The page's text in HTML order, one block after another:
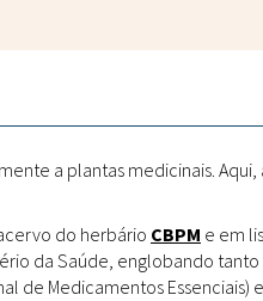
Sanitárias
Políticas
Metodologias
a plantas medicinais.
do herbário CBPM e em
da Saúde, englobando
de Medicamentos Essenciais)